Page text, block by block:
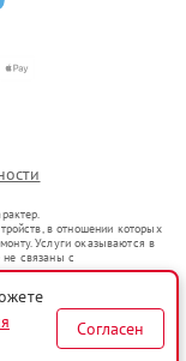
в отношении которых
Услуги оказываются в
связаны с
оборот в соответствии
услуг или введения
услугах по
Согласен